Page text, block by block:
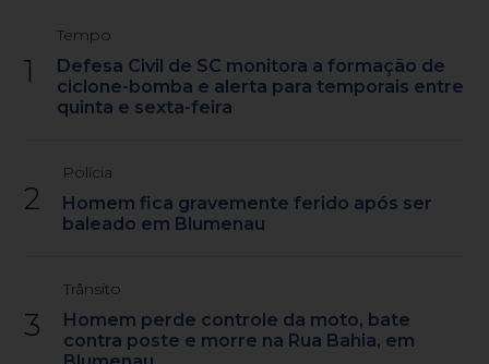
1
Tempo
Defesa Civil de SC monitora a formação de
ciclone-bomba e alerta para temporais entre
quinta e sexta-feira
2
Polícia
Homem fica gravemente ferido após ser
baleado em Blumenau
3
Trânsito
Homem perde controle da moto, bate
contra poste e morre na Rua Bahia, em